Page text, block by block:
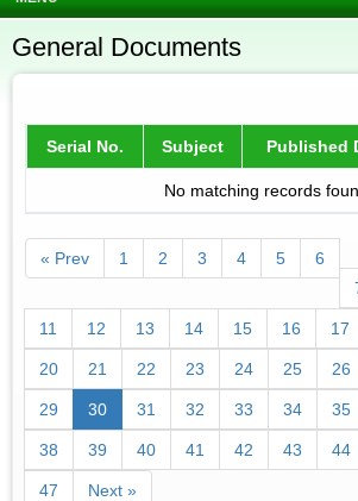
General Documents
Serial No. Subject Published
No matching records
« Prev 1 2 3 4 5
6
11 12 13 14 15 16 17
20 21 22 23 24 25 26
29 30 31 32 33 34 35
38 39 40 41 42 43 44
47 Next »